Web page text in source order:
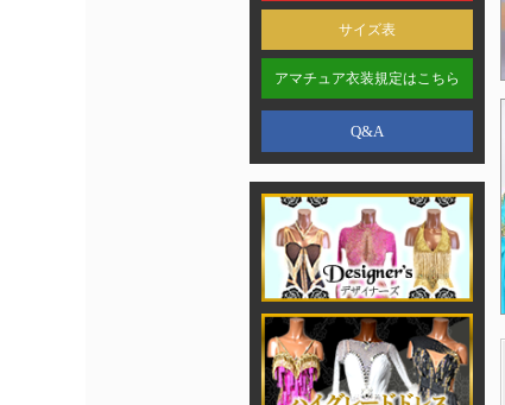
サイズ表
アマチュア衣装規定はこちら
Q&A